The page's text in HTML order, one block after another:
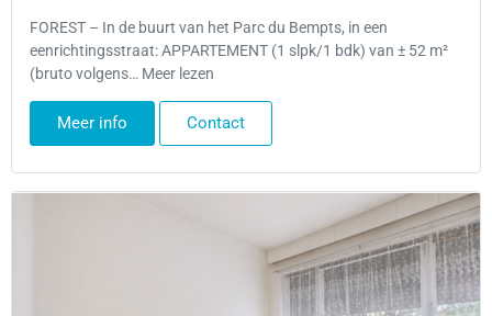
FOREST – In de buurt van het Parc du Bempts, in een
eenrichtingsstraat: APPARTEMENT (1 slpk/1 bdk) van ± 52 m²
(bruto volgens… Meer lezen
Meer info Contact